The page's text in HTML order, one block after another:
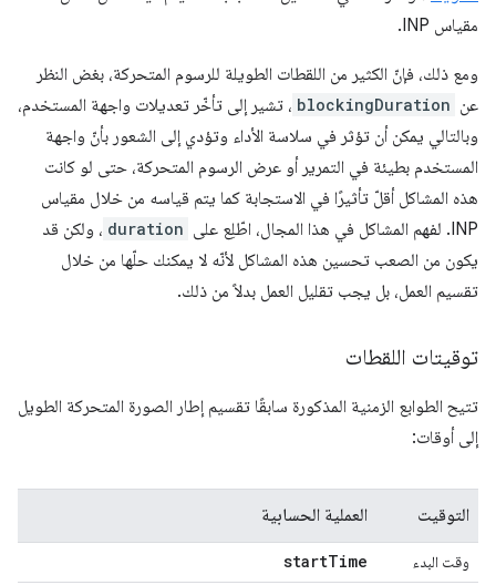
مقياس INP.
ومع ذلك، فإنّ الكثير من اللقطات الطويلة للرسوم المتحركة، بغض النظر
عن blockingDuration ، تشير إلى تأخّر تعديلات واجهة المستخدم،
وبالتالي يمكن أن تؤثر في سلاسة الأداء وتؤدي إلى الشعور بأنّ واجهة
المستخدم بطيئة في التمرير أو عرض الرسوم المتحركة، حتى لو كانت
هذه المشاكل أقلّ تأثيرًا في الاستجابة كما يتم قياسه من خلال مقياس
INP. لفهم المشاكل في هذا المجال، اطّلِع على
duration ، ولكن قد
يكون من الصعب تحسين هذه المشاكل لأنّه لا يمكنك حلّها من خلال
تقسيم العمل، بل يجب تقليل العمل بدلاً من ذلك.
توقيتات اللقطات
تتيح الطوابع الزمنية المذكورة سابقًا تقسيم إطار الصورة المتحركة الطويل
إلى أوقات:
التوقيت العملية الحسابية
وقت البدء startTime